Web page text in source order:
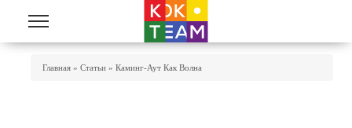
Перейти к основному содержанию
Главная » Статьи » Каминг-Аут Как Волна